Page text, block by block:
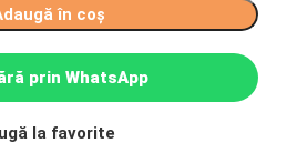
în coș
prin WhatsApp
la favorite